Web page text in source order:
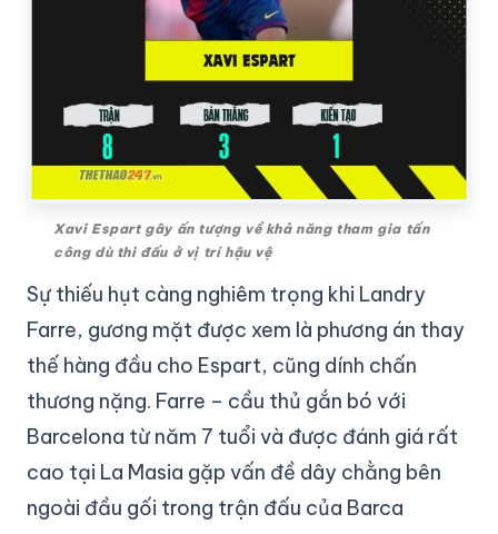
Xavi Espart gây ấn tượng về khả năng tham gia tấn
công dù thi đấu ở vị trí hậu vệ
Sự thiếu hụt càng nghiêm trọng khi Landry
Farre, gương mặt được xem là phương án thay
thế hàng đầu cho Espart, cũng dính chấn
thương nặng. Farre – cầu thủ gắn bó với
Barcelona từ năm 7 tuổi và được đánh giá rất
cao tại La Masia gặp vấn đề dây chằng bên
ngoài đầu gối trong trận đấu của Barca